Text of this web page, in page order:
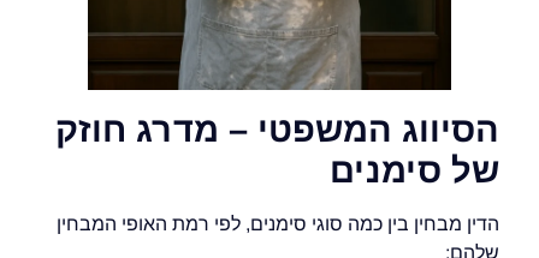
הסיווג המשפטי – מדרג חוזק
של סימנים
הדין מבחין בין כמה סוגי סימנים, לפי רמת האופי המבחין
שלהם: